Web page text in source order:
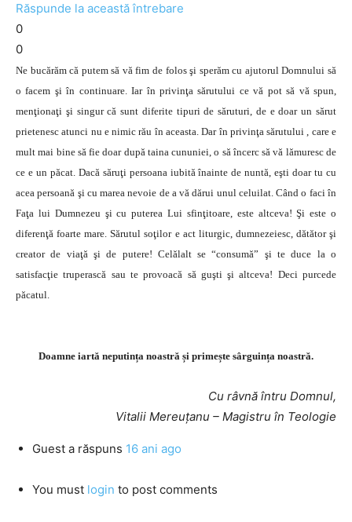
Răspunde la această întrebare
0
0
Ne bucărăm că putem să vă fim de folos şi sperăm cu ajutorul Domnului să
o facem şi în continuare. Iar în privinţa sărutului ce vă pot să vă spun,
menţionaţi şi singur că sunt diferite tipuri de săruturi, de e doar un sărut
prietenesc atunci nu e nimic rău în aceasta. Dar în privinţa sărutului , care e
mult mai bine să fie doar după taina cununiei, o să încerc să vă lămuresc de
ce e un păcat. Dacă săruţi persoana iubită înainte de nuntă, eşti doar tu cu
acea persoană şi cu marea nevoie de a vă dărui unul celuilat. Când o faci în
Faţa lui Dumnezeu şi cu puterea Lui sfinţitoare, este altceva! Şi este o
diferenţă foarte mare. Sărutul soţilor e act liturgic, dumnezeiesc, dătător şi
creator de viaţă şi de putere! Celălalt se “consumă” şi te duce la o
satisfacţie truperască sau te provoacă să guşti şi altceva! Deci purcede
păcatul.
Doamne iartă neputința noastră și primește sârguința noastră.
Cu râvnă întru Domnul,
Vitalii Mereuţanu – Magistru în Teologie
Guest a răspuns 16 ani ago
You must login to post comments